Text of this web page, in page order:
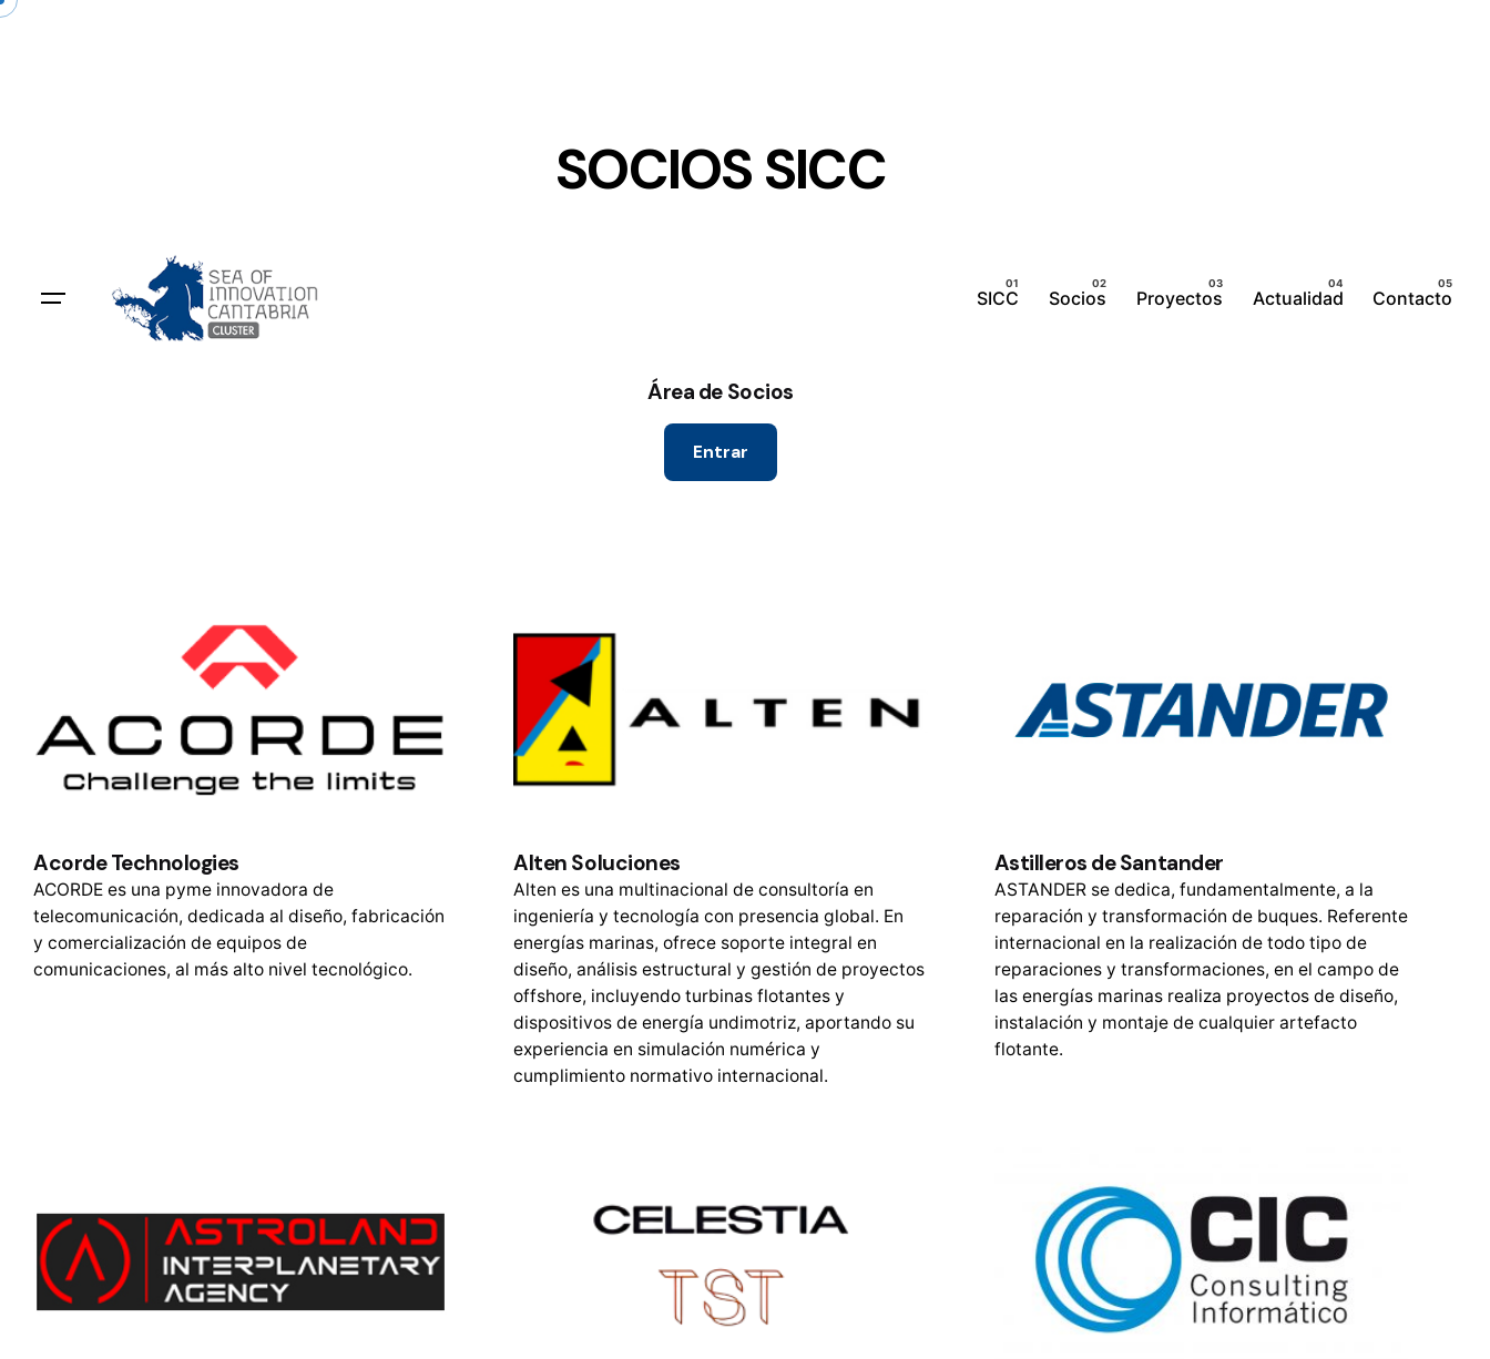
SICC Socios Proyectos Actualidad Contacto
SOCIOS SICC
Área de Socios
Entrar
Acorde Technologies
ACORDE es una pyme innovadora de
telecomunicación, dedicada al diseño, fabricación
y comercialización de equipos de
comunicaciones, al más alto nivel tecnológico.
Alten Soluciones
Alten es una multinacional de consultoría en
ingeniería y tecnología con presencia global. En
energías marinas, ofrece soporte integral en
diseño, análisis estructural y gestión de proyectos
offshore, incluyendo turbinas flotantes y
dispositivos de energía undimotriz, aportando su
experiencia en simulación numérica y
cumplimiento normativo internacional.
Astilleros de Santander
ASTANDER se dedica, fundamentalmente, a la
reparación y transformación de buques. Referente
internacional en la realización de todo tipo de
reparaciones y transformaciones, en el campo de
las energías marinas realiza proyectos de diseño,
instalación y montaje de cualquier artefacto
flotante.